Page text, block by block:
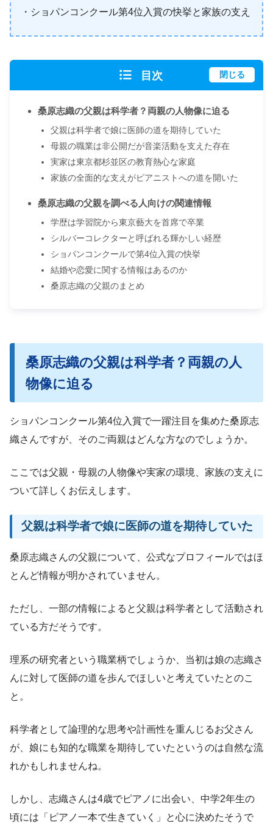
・ショパンコンクール第4位入賞の快挙と家族の支え
目次 閉じる
桑原志織の父親は科学者？両親の人物像に迫る
父親は科学者で娘に医師の道を期待していた
母親の職業は非公開だが音楽活動を支えた存在
実家は東京都杉並区の教育熱心な家庭
家族の全面的な支えがピアニストへの道を開いた
桑原志織の父親を調べる人向けの関連情報
学歴は学習院から東京藝大を首席で卒業
シルバーコレクターと呼ばれる輝かしい経歴
ショパンコンクールで第4位入賞の快挙
結婚や恋愛に関する情報はあるのか
桑原志織の父親のまとめ
桑原志織の父親は科学者？両親の人
物像に迫る
ショパンコンクール第4位入賞で一躍注目を集めた桑原志
織さんですが、そのご両親はどんな方なのでしょうか。
ここでは父親・母親の人物像や実家の環境、家族の支えに
ついて詳しくお伝えします。
父親は科学者で娘に医師の道を期待していた
桑原志織さんの父親について、公式なプロフィールではほ
とんど情報が明かされていません。
ただし、一部の情報によると父親は科学者として活動され
ている方だそうです。
理系の研究者という職業柄でしょうか、当初は娘の志織さ
んに対して医師の道を歩んでほしいと考えていたとのこ
と。
科学者として論理的な思考や計画性を重んじるお父さん
が、娘にも知的な職業を期待していたというのは自然な流
れかもしれませんね。
しかし、志織さんは4歳でピアノに出会い、中学2年生の
頃には「ピアノ一本で生きていく」と心に決めたそうで